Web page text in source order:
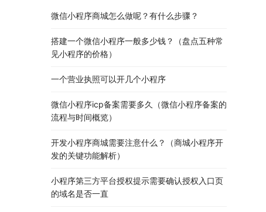
微信小程序商城怎么做呢？有什么步骤？
搭建一个微信小程序一般多少钱？（盘点五种常
见小程序的价格）
一个营业执照可以开几个小程序
微信小程序icp备案需要多久（微信小程序备案的
流程与时间概览）
开发小程序商城需要注意什么？（商城小程序开
发的关键功能解析）
小程序第三方平台授权提示需要确认授权入口页
的域名是否一直